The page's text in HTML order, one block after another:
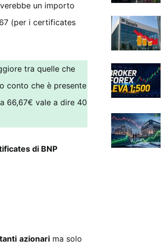
un importo
(per i certificates
tra quelle che
conto che è presente
66,67€ vale a dire 40
di BNP
azionari ma solo